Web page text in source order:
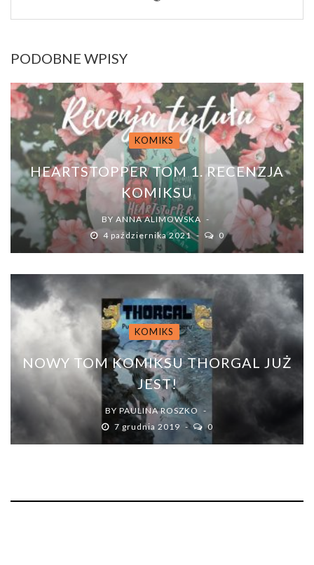
PODOBNE WPISY
KOMIKS
HEARTSTOPPER TOM 1. RECENZJA
KOMIKSU
BY ANNA ALIMOWSKA
4 października 2021
0
KOMIKS
NOWY TOM KOMIKSU THORGAL JUŻ
JEST!
BY PAULINA ROSZKO
7 grudnia 2019
0